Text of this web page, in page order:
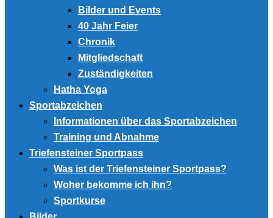
Bilder und Events
40 Jahr Feier
Chronik
Mitgliedschaft
Zuständigkeiten
Hatha Yoga
Sportabzeichen
Informationen über das Sportabzeichen
Training und Abnahme
Triefensteiner Sportpass
Was ist der Triefensteiner Sportpass?
Woher bekomme ich ihn?
Sportkurse